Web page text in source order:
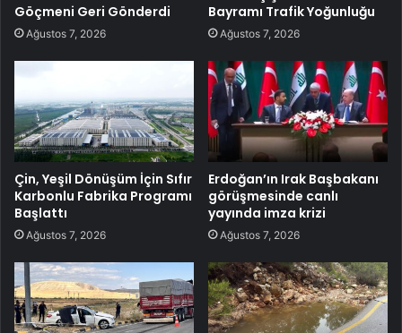
Göçmeni Geri Gönderdi
Ağustos 7, 2026
Bayramı Trafik Yoğunluğu
Ağustos 7, 2026
Çin, Yeşil Dönüşüm İçin Sıfır
Karbonlu Fabrika Programı
Başlattı
Ağustos 7, 2026
Erdoğan’ın Irak Başbakanı
görüşmesinde canlı
yayında imza krizi
Ağustos 7, 2026